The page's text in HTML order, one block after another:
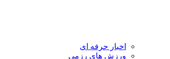
اخبار حرفه ای
ورزش های رزمی